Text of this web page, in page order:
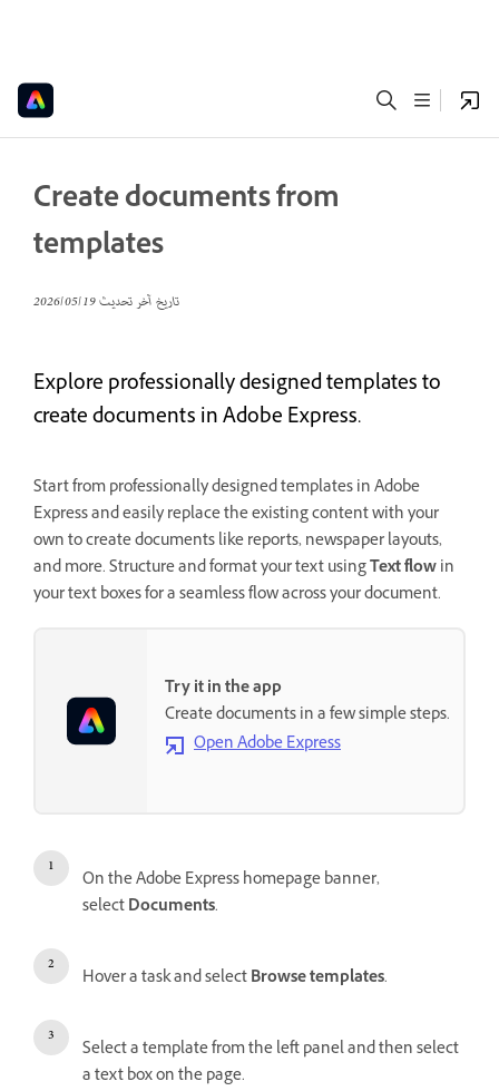
Create documents from
templates
تاريخ آخر تحديث19‏/05‏/2026
Explore professionally designed templates to
create documents in Adobe Express.
Start from professionally designed templates in Adobe
Express and easily replace the existing content with your
own to create documents like reports, newspaper layouts,
and more. Structure and format your text usingText flowin
your text boxes for a seamless flow across your document.
Try it in the app
Create documents in a few simple steps.
Open Adobe Express
On the Adobe Express homepage banner,
selectDocuments.
Hover a task and selectBrowse templates.
Select a template from the left panel and then select
a text box on the page.